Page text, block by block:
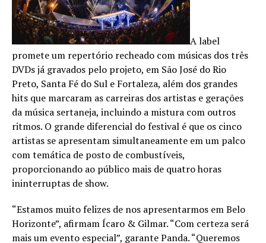
A label
promete um repertório recheado com músicas dos três
DVDs já gravados pelo projeto, em São José do Rio
Preto, Santa Fé do Sul e Fortaleza, além dos grandes
hits que marcaram as carreiras dos artistas e gerações
da música sertaneja, incluindo a mistura com outros
ritmos. O grande diferencial do festival é que os cinco
artistas se apresentam simultaneamente em um palco
com temática de posto de combustíveis,
proporcionando ao público mais de quatro horas
ininterruptas de show.
“Estamos muito felizes de nos apresentarmos em Belo
Horizonte”, afirmam Ícaro & Gilmar. “Com certeza será
mais um evento especial”, garante Panda. “Queremos